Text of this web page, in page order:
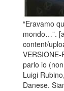
“Eravamo
mondo…”.
content/
parlo io
Luigi
Danese.